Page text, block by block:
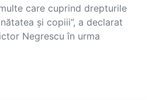
care cuprind drepturile
și copiii”, a declarat
Negrescu în urma